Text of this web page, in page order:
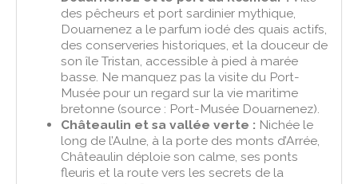
des pêcheurs et port sardinier mythique,
Douarnenez a le parfum iodé des quais actifs,
des conserveries historiques, et la douceur de
son île Tristan, accessible à pied à marée
basse. Ne manquez pas la visite du Port-
Musée pour un regard sur la vie maritime
bretonne (source : Port-Musée Douarnenez).
Châteaulin et sa vallée verte : Nichée le
long de l’Aulne, à la porte des monts d’Arrée,
Châteaulin déploie son calme, ses ponts
fleuris et la route vers les secrets de la